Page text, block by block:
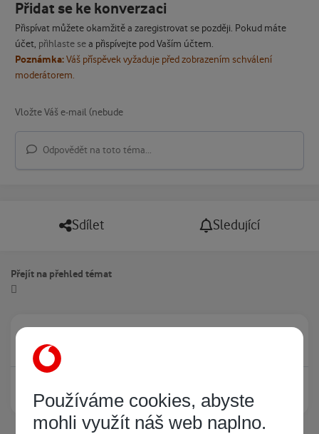
Přidat se ke konverzaci
Přispívat můžete okamžitě a zaregistrovat se později. Pokud máte
účet, přihlaste sea přispívejte pod Vaším účtem.
Poznámka:Váš příspěvek vyžaduje před zobrazením schválení
moderátorem.
Odpovědět na toto téma...
Sdílet Sledující
Přejít na přehled témat
Právě prohlíží tuto stránku
Žádný registrovaný uživatel si neprohlíží tuto stránku
Používáme cookies, abyste
mohli využít náš web naplno.